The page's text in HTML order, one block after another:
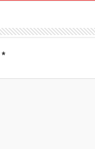
*